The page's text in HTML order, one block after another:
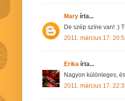
Mary írta...
De szép színe van! :)
2011. március 17.
Erika írta...
Nagyon különleges,
2011. március 17.